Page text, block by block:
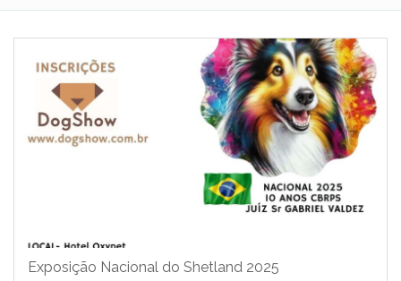
Exposição Nacional do Shetland 2025